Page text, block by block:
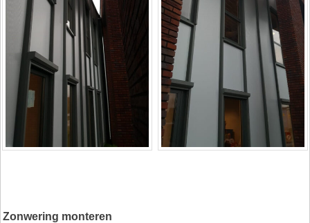
Zonwering monteren